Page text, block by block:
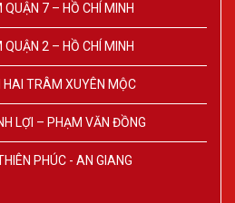
QUẬN 7 – HỒ CHÍ MINH
QUẬN 2 – HỒ CHÍ MINH
HAI TRÂM XUYÊN MỘC
LỢI – PHẠM VĂN ĐỒNG
PHÚC - AN GIANG